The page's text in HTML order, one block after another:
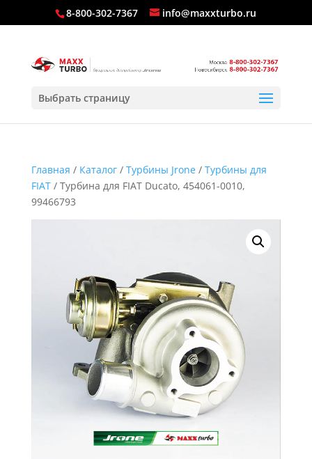
8-800-302-7367 info@maxxturbo.ru
Выбрать страницу
Главная / Каталог/ Турбины Jrone/ Турбины для
FIAT/ Турбина для FIAT Ducato, 454061-0010,
99466793